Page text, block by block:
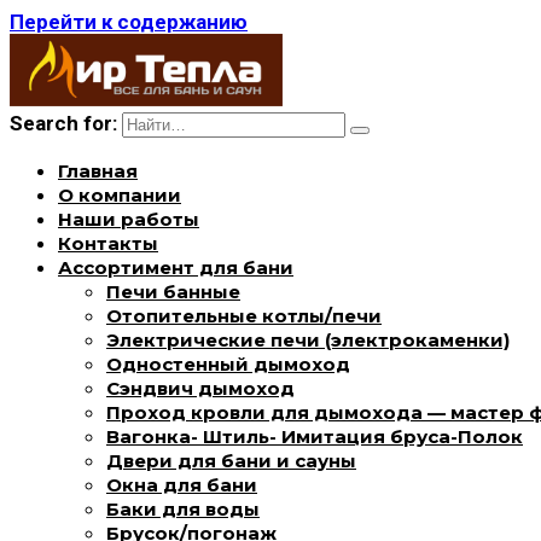
Перейти к содержанию
Search for:
Главная
О компании
Наши работы
Контакты
Ассортимент для бани
Печи банные
Отопительные котлы/печи
Электрические печи (электрокаменки)
Одностенный дымоход
Сэндвич дымоход
Проход кровли для дымохода — мастер
Вагонка- Штиль- Имитация бруса-Полок
Двери для бани и сауны
Окна для бани
Баки для воды
Брусок/погонаж